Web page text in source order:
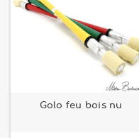
Golo feu bois nu